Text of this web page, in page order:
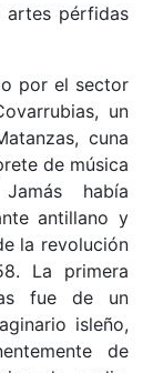
artes pérfidas
por el sector
un
cuna
de música
había
antillano y
la revolución
La primera
fue de un
isleño,
de